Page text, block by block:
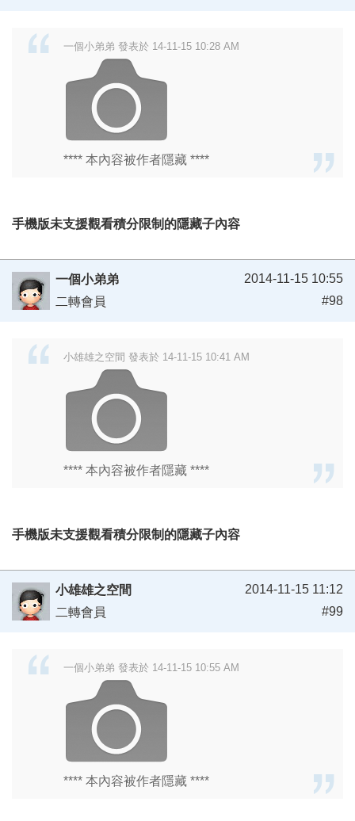
一個小弟弟 發表於 14-11-15 10:28 AM
**** 本內容被作者隱藏 ****
手機版未支援觀看積分限制的隱藏子內容
一個小弟弟
二轉會員
2014-11-15 10:55
#98
小雄雄之空間 發表於 14-11-15 10:41 AM
**** 本內容被作者隱藏 ****
手機版未支援觀看積分限制的隱藏子內容
小雄雄之空間
二轉會員
2014-11-15 11:12
#99
一個小弟弟 發表於 14-11-15 10:55 AM
**** 本內容被作者隱藏 ****